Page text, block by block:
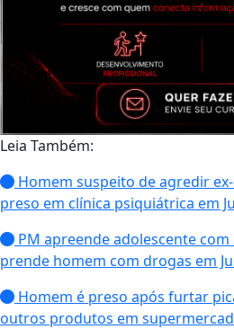
Leia Também:
Homem suspeito de agredir
preso em clínica psiquiátrica em
PM apreende adolescente
prende homem com drogas em
Homem é preso após furtar
outros produtos em